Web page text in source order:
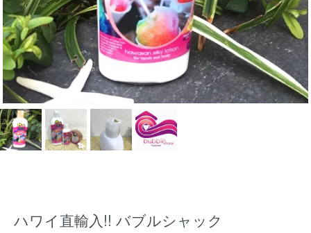
ハワイ直輸入!! バブルシャック